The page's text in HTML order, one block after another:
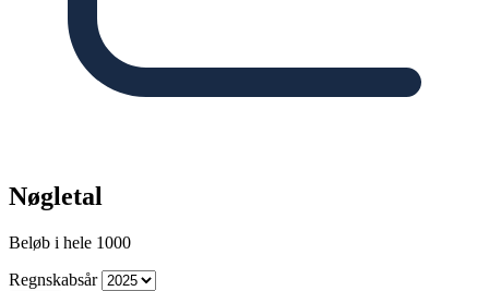
Nøgletal
Beløb i hele 1000
Regnskabsår